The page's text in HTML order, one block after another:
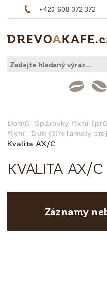
+420 608 372 372
Domů Spárovky fixní
fixní
Dub (šíře lamely
Kvalita AX/C
KVALITA AX/C
Záznamy